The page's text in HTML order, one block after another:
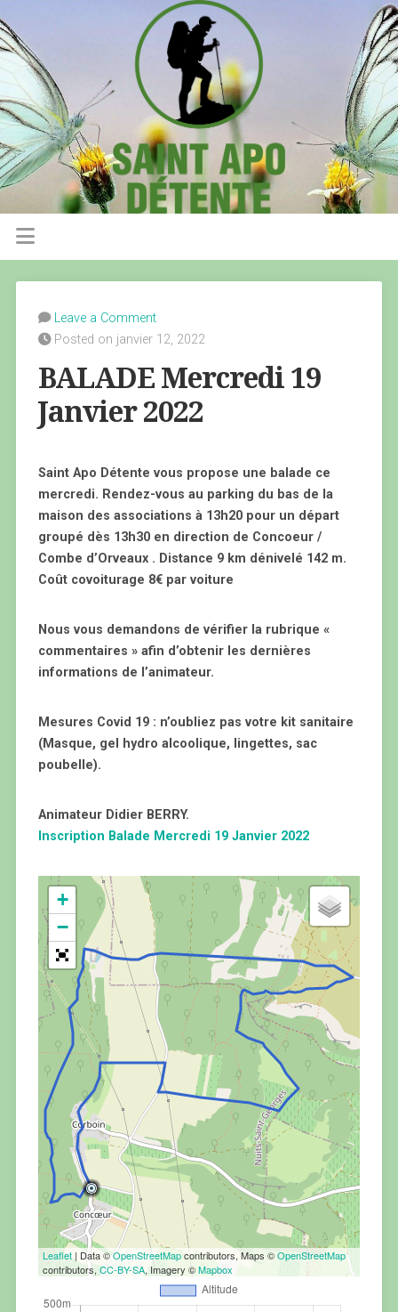
Leave a Comment
Posted on janvier 12, 2022
BALADE Mercredi 19
Janvier 2022
Saint Apo Détente vous propose une balade ce
mercredi. Rendez-vous au parking du bas de la
maison des associations à 13h20 pour un départ
groupé dès 13h30 en direction de Concoeur /
Combe d’Orveaux . Distance 9 km dénivelé 142 m.
Coût covoiturage 8€ par voiture
Nous vous demandons de vérifier la rubrique «
commentaires » afin d’obtenir les dernières
informations de l’animateur.
Mesures Covid 19 : n’oubliez pas votre kit sanitaire
(Masque, gel hydro alcoolique, lingettes, sac
poubelle).
Animateur Didier BERRY.
Inscription Balade Mercredi 19 Janvier 2022
+
−
Leaflet| Data ©OpenStreetMapcontributors, Maps ©OpenStreetMap
contributors,CC-BY-SA, Imagery ©Mapbox